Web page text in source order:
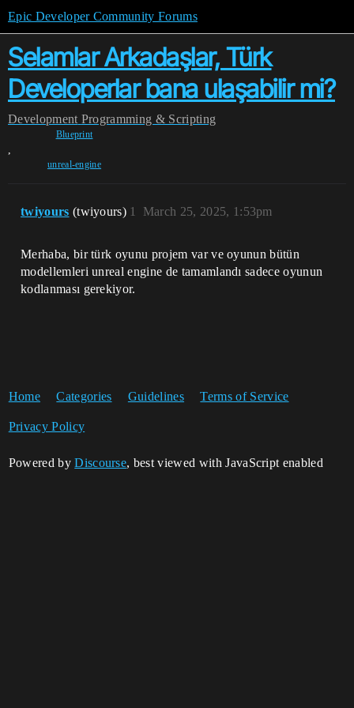
Epic Developer Community Forums
Selamlar Arkadaşlar, Türk
Developerlar bana ulaşabilir mi?
Development Programming & Scripting
Blueprint
,
unreal-engine
twiyours (twiyours) March 25, 2025, 1:53pm
1
Merhaba, bir türk oyunu projem var ve oyunun bütün
modellemleri unreal engine de tamamlandı sadece oyunun
kodlanması gerekiyor.
Home Categories Guidelines Terms of Service
Privacy Policy
Powered byDiscourse, best viewed with JavaScript enabled